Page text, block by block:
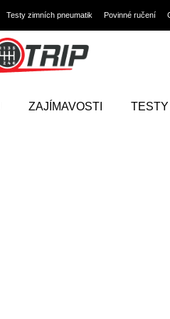
Testy zimních pneumatik Povinné ručení
ZAJÍMAVOSTI TESTY